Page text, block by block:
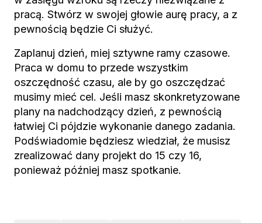
pracą. Stwórz w swojej głowie aurę pracy, a z
pewnością będzie Ci służyć.
Zaplanuj dzień, miej sztywne ramy czasowe.
Praca w domu to przede wszystkim
oszczędność czasu, ale by go oszczędzać
musimy mieć cel. Jeśli masz skonkretyzowane
plany na nadchodzący dzień, z pewnością
łatwiej Ci pójdzie wykonanie danego zadania.
Podświadomie będziesz wiedział, że musisz
zrealizować dany projekt do 15 czy 16,
ponieważ później masz spotkanie.